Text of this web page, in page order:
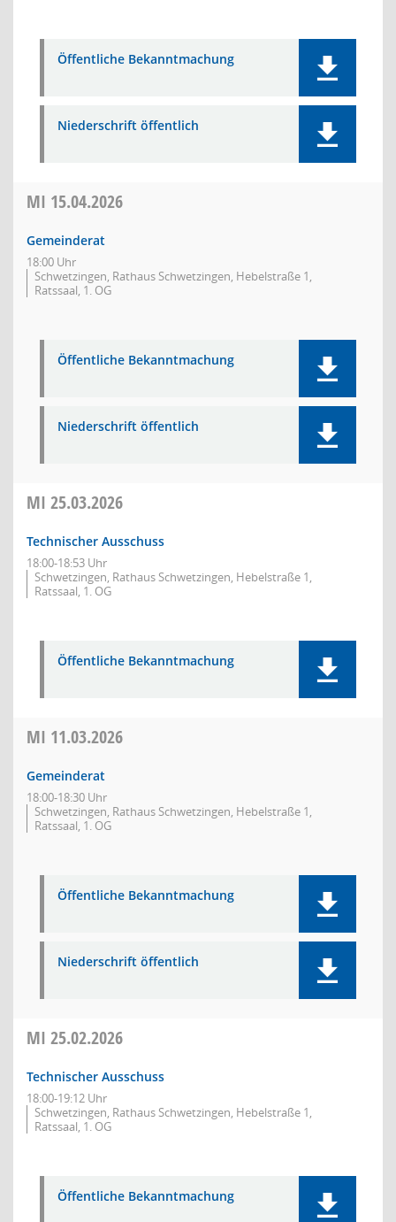
Öffentliche Bekanntmachung
Niederschrift öffentlich
MI 15.04.2026
Gemeinderat
18:00 Uhr
Schwetzingen, Rathaus Schwetzingen, Hebelstraße 1,
Ratssaal, 1. OG
Öffentliche Bekanntmachung
Niederschrift öffentlich
MI 25.03.2026
Technischer Ausschuss
18:00-18:53 Uhr
Schwetzingen, Rathaus Schwetzingen, Hebelstraße 1,
Ratssaal, 1. OG
Öffentliche Bekanntmachung
MI 11.03.2026
Gemeinderat
18:00-18:30 Uhr
Schwetzingen, Rathaus Schwetzingen, Hebelstraße 1,
Ratssaal, 1. OG
Öffentliche Bekanntmachung
Niederschrift öffentlich
MI 25.02.2026
Technischer Ausschuss
18:00-19:12 Uhr
Schwetzingen, Rathaus Schwetzingen, Hebelstraße 1,
Ratssaal, 1. OG
Öffentliche Bekanntmachung